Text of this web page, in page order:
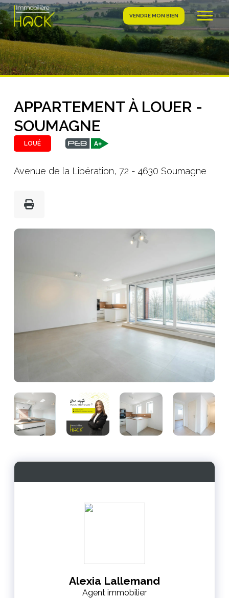
VENDRE MON BIEN
APPARTEMENT À LOUER -
SOUMAGNE
LOUÉ
Avenue de la Libération, 72 - 4630 Soumagne
Photo
Photo
de
l'album
de
l'album
Photo
l'album
Photo
de
l'album
Alexia Lallemand
Agent immobilier